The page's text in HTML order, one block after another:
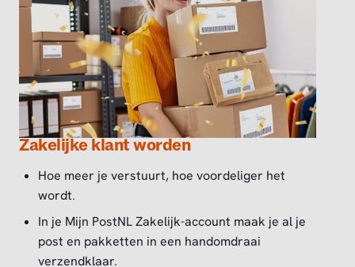
Zakelijke klant worden
Hoe meer je verstuurt, hoe voordeliger het
wordt.
In je Mijn PostNL Zakelijk-account maak je al je
post en pakketten in een handomdraai
verzendklaar.